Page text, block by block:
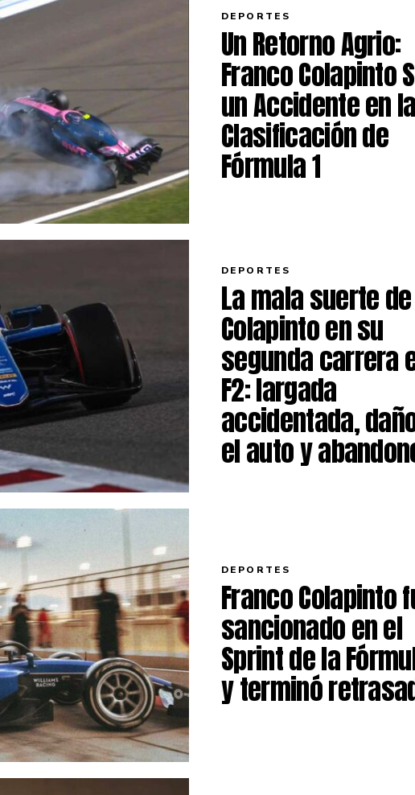
DEPORTES
Un Retorno Agrio:
Franco Colapinto
un Accidente en la
Clasificación de
Fórmula 1
DEPORTES
La mala suerte de
Colapinto en su
segunda carrera
F2: largada
accidentada,
el auto y
DEPORTES
Franco Colapinto
sancionado en el
Sprint de la
y terminó